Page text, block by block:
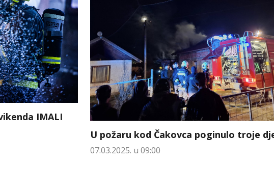
IMALI
U požaru kod Čakovca poginulo troje
07.03.2025. u 09:00